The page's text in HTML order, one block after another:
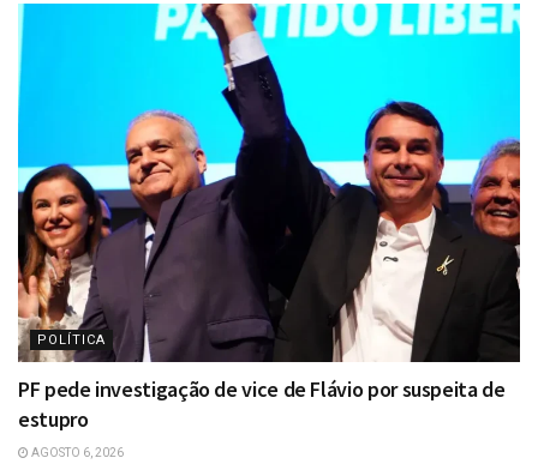
POLÍTICA
PF pede investigação de vice de Flávio por suspeita de
estupro
AGOSTO 6, 2026